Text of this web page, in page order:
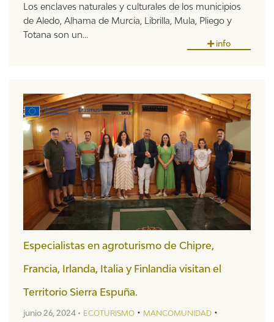
Los enclaves naturales y culturales de los municipios
de Aledo, Alhama de Murcia, Librilla, Mula, Pliego y
Totana son un...
info
Especialistas en agroturismo de Chipre,
Francia, Irlanda, Italia y Finlandia visitan el
Territorio Sierra Espuña.
junio 26, 2024 • ECOTURISMO • MANCOMUNIDAD •